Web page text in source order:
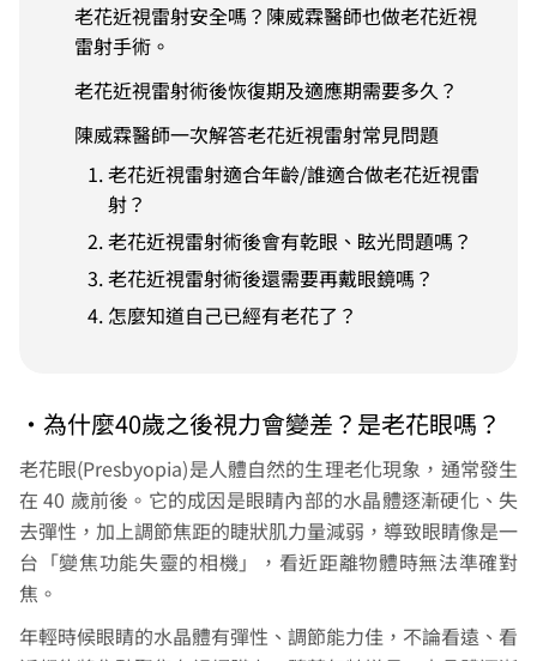
老花近視雷射安全嗎？陳威霖醫師也做老花近視
雷射手術。
老花近視雷射術後恢復期及適應期需要多久？
陳威霖醫師一次解答老花近視雷射常見問題
老花近視雷射適合年齡/誰適合做老花近視雷
射？
老花近視雷射術後會有乾眼、眩光問題嗎？
老花近視雷射術後還需要再戴眼鏡嗎？
怎麼知道自己已經有老花了？
•為什麼40歲之後視力會變差？是老花眼嗎？
老花眼(Presbyopia)是人體自然的生理老化現象，通常發生
在 40 歲前後。它的成因是眼睛內部的水晶體逐漸硬化、失
去彈性，加上調節焦距的睫狀肌力量減弱，導致眼睛像是一
台「變焦功能失靈的相機」，看近距離物體時無法準確對
焦。
年輕時候眼睛的水晶體有彈性、調節能力佳，不論看遠、看